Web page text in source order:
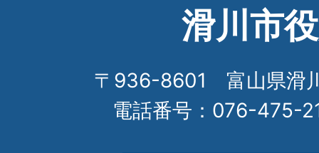
滑川市
〒936-8601 富山県滑
電話番号：076-475-